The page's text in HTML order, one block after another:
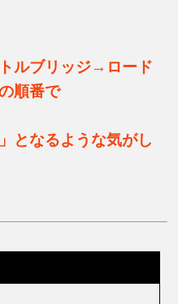
ルブリッジ→ロード
順番で
となるような気がし